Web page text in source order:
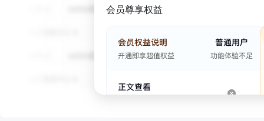
会员尊享权益